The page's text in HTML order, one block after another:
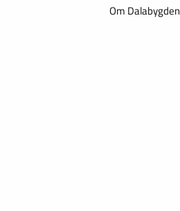
Om Dalabygden